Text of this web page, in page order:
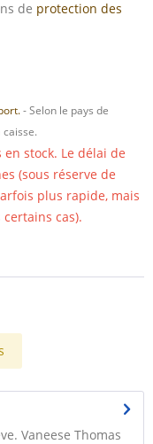
de protection des
- Selon le pays de
stock. Le délai de
(sous réserve de
plus rapide, mais
cas).
Vaneese Thomas